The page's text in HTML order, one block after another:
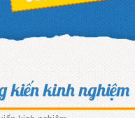
kiến kinh nghiệm